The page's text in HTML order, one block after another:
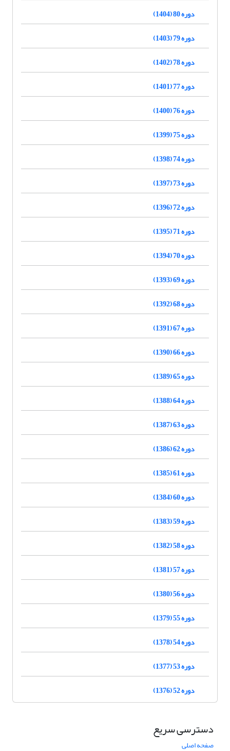
دوره 80 (1404)
دوره 79 (1403)
دوره 78 (1402)
دوره 77 (1401)
دوره 76 (1400)
دوره 75 (1399)
دوره 74 (1398)
دوره 73 (1397)
دوره 72 (1396)
دوره 71 (1395)
دوره 70 (1394)
دوره 69 (1393)
دوره 68 (1392)
دوره 67 (1391)
دوره 66 (1390)
دوره 65 (1389)
دوره 64 (1388)
دوره 63 (1387)
دوره 62 (1386)
دوره 61 (1385)
دوره 60 (1384)
دوره 59 (1383)
دوره 58 (1382)
دوره 57 (1381)
دوره 56 (1380)
دوره 55 (1379)
دوره 54 (1378)
دوره 53 (1377)
دوره 52 (1376)
دسترسی سریع
صفحه اصلی